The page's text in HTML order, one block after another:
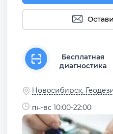
Бесплатная
диагностика
Новосибирск,
пн-вс 10:00-22:00